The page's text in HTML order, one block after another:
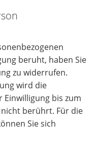
beruht, haben Sie
zu widerrufen.
wird die
bis zum
berührt. Für die
Sie sich